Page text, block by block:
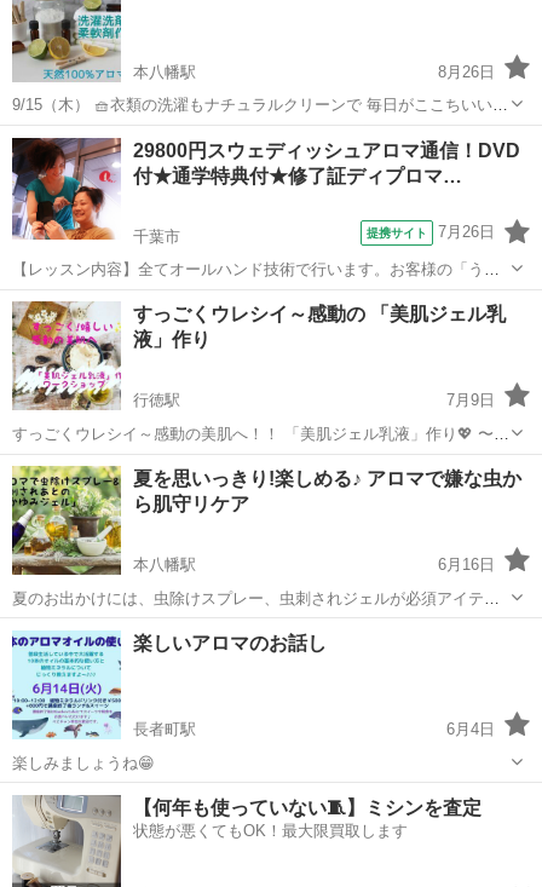
コントロールしてい...
本八幡駅
8月26日
9/15（木） 🧺衣類の洗濯もナチュラルクリーンで 毎日がここちいい♪
🌿 石鹸、重曹や、グリセリンを使って、 洗濯洗剤（粉）と柔軟剤を作
ります。 香りは、天然100％アロマ（精油）を使用 ＜液体の洗濯洗...
千葉 市川市 本八幡駅 アロマ
29800円スウェディッシュアロマ通信！DVD
付★通学特典付★修了証ディプロマ…
千葉市 提携サイト 7月26日
【レッスン内容】全てオールハンド技術で行います。お客様の「うつ
ぶせ」と「あお向け」の両方の技術になります。足～首（一部頭部含
む）までをまんべんなく行います。通学、１日完結レッスンは89800円
なので、通信講座ですととっても安...
千葉 千葉市 アロマ
すっごくウレシイ～感動の 「美肌ジェル乳
液」作り
行徳駅
7月9日
すっごくウレシイ～感動の美肌へ！！ 「美肌ジェル乳液」作り💖 〜ワ
ークショップ〜 もちもち肌叶える～✨シアバターと、 エイジングケア
に嬉しい！✨アロエジェルが、 夏のダメージ肌を、美しく整えてくれ
ます。 スッ...
千葉 市川市 行徳駅 アロマ 美肌
夏を思いっきり!楽しめる♪ アロマで嫌な虫か
ら肌守リケア
本八幡駅
6月16日
夏のお出かけには、虫除けスプレー、虫刺されジェルが必須アイテ
ム！ ここちいい〜自然素材で作る アロマ虫除けスプレー& 虫刺されあ
との「かゆみジェル」作リを、 一緒に楽しみませんか ケミカルな刺激
成分が入って...
千葉 市川市 アロマ
楽しいアロマのお話し
長者町駅
6月4日
楽しみましょうね😁
千葉 いすみ市 長者町駅 アロマ
【何年も使っていない🧵】ミシンを査定
状態が悪くてもOK！最大限買取します